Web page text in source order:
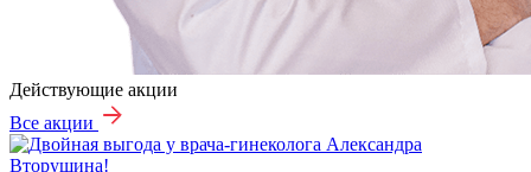
Действующие акции
Все акции